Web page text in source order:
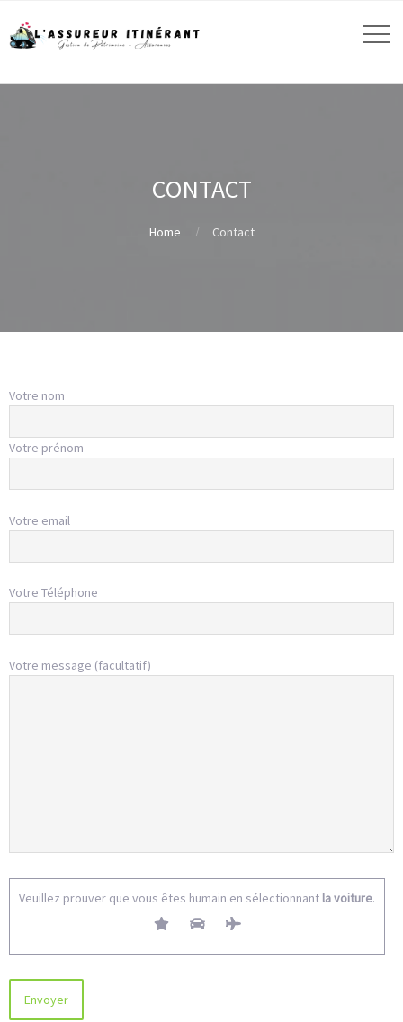
CONTACT
Home Contact
Votre nom
Votre prénom
Votre email
Votre Téléphone
Votre message (facultatif)
Veuillez prouver que vous êtes humain en sélectionnant la voiture.